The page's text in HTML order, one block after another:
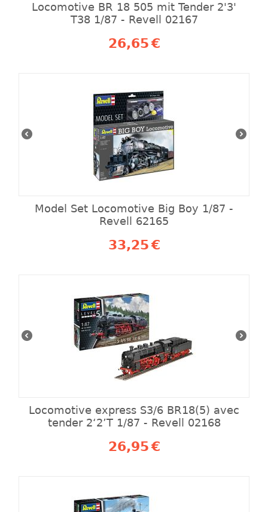
Locomotive BR 18 505 mit Tender 2'3'
T38 1/87 - Revell 02167
26,65€
Model Set Locomotive Big Boy 1/87 -
Revell 62165
33,25€
Locomotive express S3/6 BR18(5) avec
tender 2‘2’T 1/87 - Revell 02168
26,95€